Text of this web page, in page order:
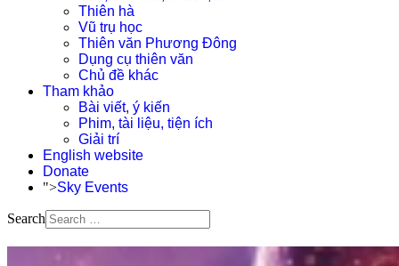
Thiên hà
Vũ trụ học
Thiên văn Phương Đông
Dụng cụ thiên văn
Chủ đề khác
Tham khảo
Bài viết, ý kiến
Phim, tài liệu, tiện ích
Giải trí
English website
Donate
">Sky Events
Search